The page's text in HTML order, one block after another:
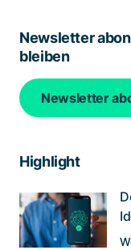
Newsletter
bleiben
Newsletter
Highlight